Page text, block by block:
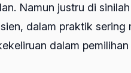
Namun justru di
dalam praktik
dalam pemilihan